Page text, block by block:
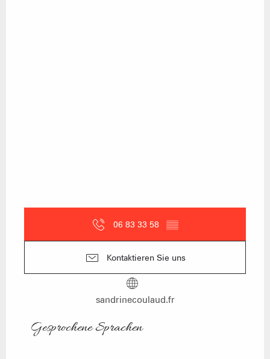
06 83 33 58 ▒▒
Kontaktieren Sie uns
sandrinecoulaud.fr
Gesprochene Sprachen
Gesprochene Sprachen